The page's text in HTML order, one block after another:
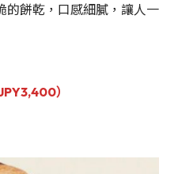
的餅乾，口感細膩，讓人一
）